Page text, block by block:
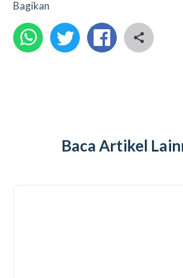
Bagikan
Baca Artikel